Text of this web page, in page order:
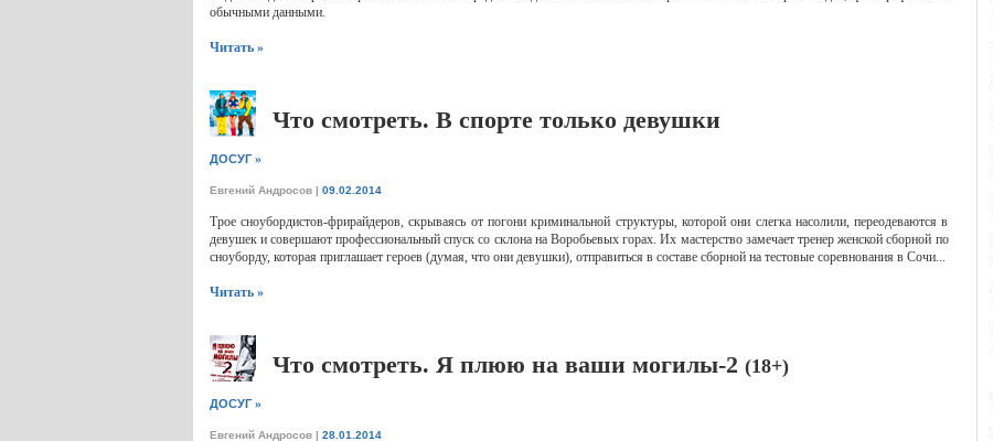
обычными данными.
Читать »
Что смотреть. В спорте только девушки
ДОСУГ»
Евгений Андросов| 09.02.2014
Трое сноубордистов-фрирайдеров, скрываясь от погони криминальной структуры, которой они слегка насолили, переодеваются в
девушек и совершают профессиональный спуск со склона на Воробьевых горах. Их мастерство замечает тренер женской сборной по
сноуборду, которая приглашает героев (думая, что они девушки), отправиться в составе сборной на тестовые соревнования в Сочи...
Читать »
Что смотреть. Я плюю на ваши могилы-2 (18+)
ДОСУГ»
Евгений Андросов| 28.01.2014